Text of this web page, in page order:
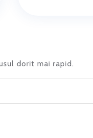
dorit mai rapid.